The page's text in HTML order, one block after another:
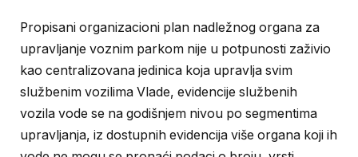
Propisani organizacioni plan nadležnog organa za
upravljanje voznim parkom nije u potpunosti zaživio
kao centralizovana jedinica koja upravlja svim
službenim vozilima Vlade, evidencije službenih
vozila vode se na godišnjem nivou po segmentima
upravljanja, iz dostupnih evidencija više organa koji ih